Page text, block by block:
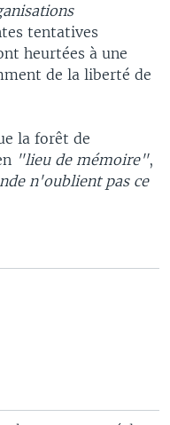
tentatives
heurtées à une
de la liberté de
la forêt de
"lieu de mémoire",
n'oublient pas ce